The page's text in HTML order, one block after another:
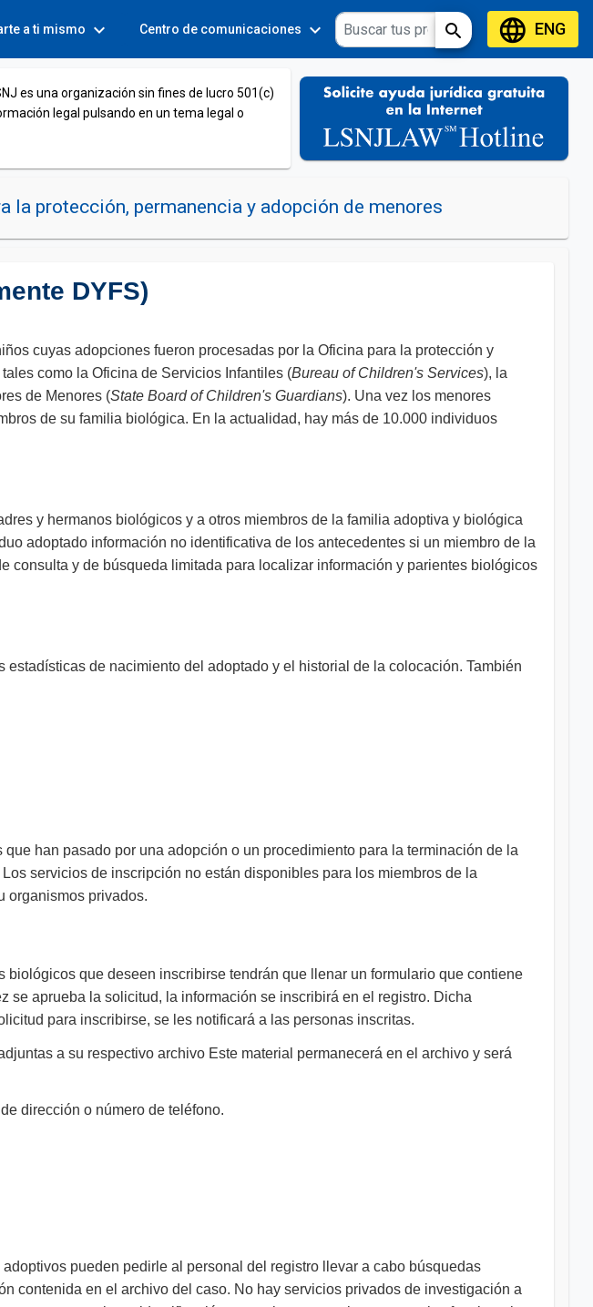
a ti mismo expand_more Centro de comunicaciones expand_more Toolsexpand_more search languageENG
es una organización sin fines de lucro 501(c)
legal pulsando en un tema legal o
la protección, permanencia y adopción de menores
DYFS)
cuyas adopciones fueron procesadas por la Oficina para la protección y
como la Oficina de Servicios Infantiles (Bureau of Children's Services), la
de Menores (State Board of Children's Guardians). Una vez los menores
de su familia biológica. En la actualidad, hay más de 10.000 individuos
y hermanos biológicos y a otros miembros de la familia adoptiva y biológica
adoptado información no identificativa de los antecedentes si un miembro de la
y de búsqueda limitada para localizar información y parientes biológicos
de nacimiento del adoptado y el historial de la colocación. También
han pasado por una adopción o un procedimiento para la terminación de la
servicios de inscripción no están disponibles para los miembros de la
organismos privados.
que deseen inscribirse tendrán que llenar un formulario que contiene
se aprueba la solicitud, la información se inscribirá en el registro. Dicha
para inscribirse, se les notificará a las personas inscritas.
a su respectivo archivo Este material permanecerá en el archivo y será
dirección o número de teléfono.
pueden pedirle al personal del registro llevar a cabo búsquedas
contenida en el archivo del caso. No hay servicios privados de investigación a